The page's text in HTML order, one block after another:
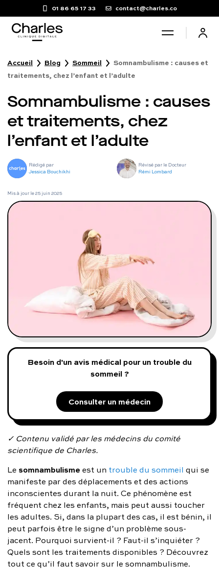
01 86 65 17 33 contact@charles.co
Santé sexuelle
Poids
Troubles du sommeil
Fertilité masculine
Chute de cheveux
Comment ça marche ?
Notre approche médicale
Blog
Prenez soin de vous :
Consultez un médecin
Vous avez des questions :
FAQ complète
01 86 65 17 33
contact@charles.co
Accueil Blog Sommeil
Somnambulisme : causes et
traitements, chez l’enfant et l’adulte
Somnambulisme : causes
et traitements, chez
l’enfant et l’adulte
Rédigé par
Jessica Bouchikhi
Révisé par le Docteur
Rémi Lombard
Mis à jour le25 juin 2025
Besoin d'un avis médical pour un trouble du
sommeil ?
Consulter un médecin
✓ Contenu validé par les médecins du comité
scientifique de Charles.
Le somnambulismeest un trouble du sommeil qui se
manifeste par des déplacements et des actions
inconscientes durant la nuit. Ce phénomène est
fréquent chez les enfants, mais peut aussi toucher
les adultes. Si, dans la plupart des cas, il est bénin, il
peut parfois être le signe d’un problème sous-
jacent. Pourquoi survient-il ? Faut-il s’inquiéter ?
Quels sont les traitements disponibles ? Découvrez
tout ce qu’il faut savoir sur le somnambulisme.